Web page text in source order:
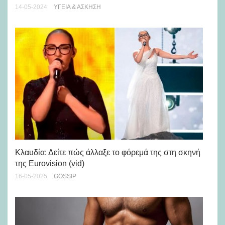
14-05-2024 ΥΓΕΊΑ & ΆΣΚΗΣΗ
Κλαυδία: Δείτε πώς άλλαξε το φόρεμά της στη σκηνή
της Eurovision (vid)
16-05-2025 GOSSIP